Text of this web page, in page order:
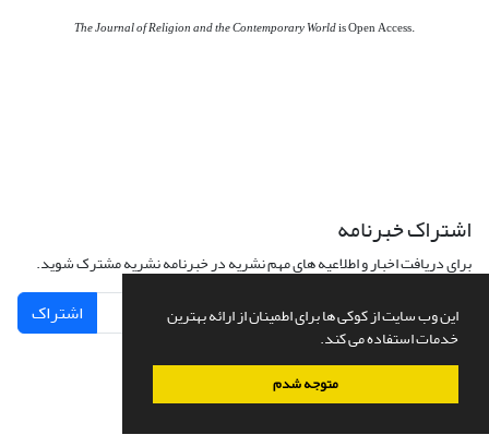
این وب سایت از کوکی ها برای اطمینان از ارائه بهترین
خدمات استفاده می کند.
متوجه شدم
The Journal of Religion and the Contemporary Worldis Open Access.
اشتراک خبرنامه
برای دریافت اخبار و اطلاعیه های مهم نشریه در خبرنامه نشریه مشترک شوید.
اشتراک
سامانه مدیریت نشریات علمی.طراحی و پیاده سازی ازسیناوب